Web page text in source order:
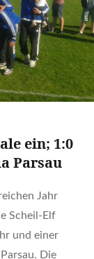
ein; 1:0
Parsau
Jahr
Scheil-Elf
und einer
Die